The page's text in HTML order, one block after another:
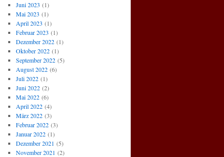
Juni 2023 (1)
Mai 2023 (1)
April 2023 (1)
Februar 2023 (1)
Dezember 2022(1)
Oktober 2022(1)
September 2022(5)
August 2022(6)
Juli 2022(1)
Juni 2022(2)
Mai 2022(6)
April 2022(4)
März 2022(3)
Februar 2022(3)
Januar 2022(1)
Dezember 2021 (5)
November 2021 (2)